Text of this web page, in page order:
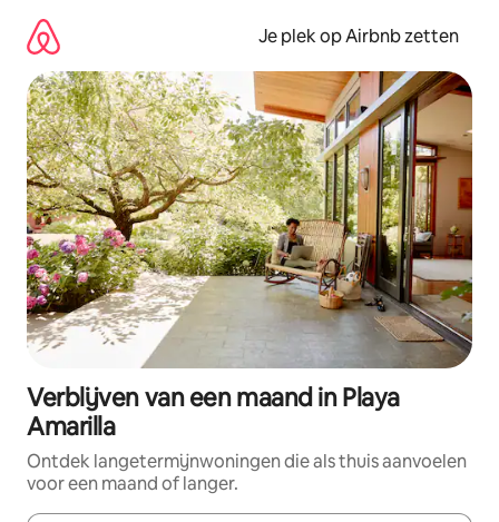
direct
naar
inhoud
Je plek op Airbnb zetten
Verblijven van een maand in Playa
Amarilla
Ontdek langetermijnwoningen die als thuis aanvoelen
voor een maand of langer.